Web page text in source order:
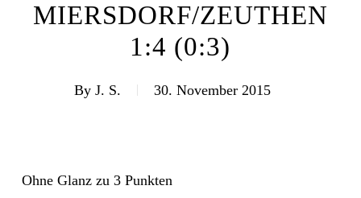
MIERSDORF/ZEUTHEN
1:4 (0:3)
By J. S. 30. November 2015
Ohne Glanz zu 3 Punkten